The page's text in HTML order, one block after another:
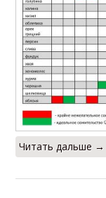
Читать дальше →